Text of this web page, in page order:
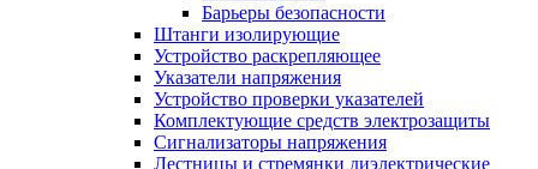
Барьеры безопасности
Штанги изолирующие
Устройство раскрепляющее
Указатели напряжения
Устройство проверки указателей
Комплектующие средств электрозащиты
Сигнализаторы напряжения
Лестницы и стремянки диэлектрические